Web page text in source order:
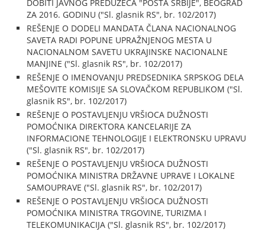
DOBITI JAVNOG PREDUZEĆA "POŠTA SRBIJE", BEOGRAD
ZA 2016. GODINU ("Sl. glasnik RS", br. 102/2017)
REŠENJE O DODELI MANDATA ČLANA NACIONALNOG
SAVETA RADI POPUNE UPRAŽNJENOG MESTA U
NACIONALNOM SAVETU UKRAJINSKE NACIONALNE
MANJINE ("Sl. glasnik RS", br. 102/2017)
REŠENJE O IMENOVANJU PREDSEDNIKA SRPSKOG DELA
MEŠOVITE KOMISIJE SA SLOVAČKOM REPUBLIKOM ("Sl.
glasnik RS", br. 102/2017)
REŠENJE O POSTAVLJENJU VRŠIOCA DUŽNOSTI
POMOĆNIKA DIREKTORA KANCELARIJE ZA
INFORMACIONE TEHNOLOGIJE I ELEKTRONSKU UPRAVU
("Sl. glasnik RS", br. 102/2017)
REŠENJE O POSTAVLJENJU VRŠIOCA DUŽNOSTI
POMOĆNIKA MINISTRA DRŽAVNE UPRAVE I LOKALNE
SAMOUPRAVE ("Sl. glasnik RS", br. 102/2017)
REŠENJE O POSTAVLJENJU VRŠIOCA DUŽNOSTI
POMOĆNIKA MINISTRA TRGOVINE, TURIZMA I
TELEKOMUNIKACIJA ("Sl. glasnik RS", br. 102/2017)